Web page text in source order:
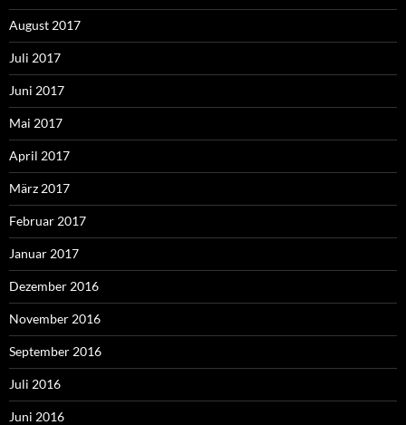
August 2017
Juli 2017
Juni 2017
Mai 2017
April 2017
März 2017
Februar 2017
Januar 2017
Dezember 2016
November 2016
September 2016
Juli 2016
Juni 2016